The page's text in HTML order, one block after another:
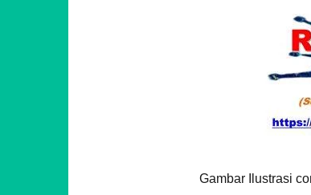
Gambar Ilustrasi